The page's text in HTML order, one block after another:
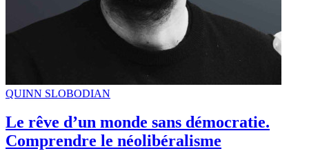
QUINN SLOBODIAN
Le rêve d’un monde sans démocratie.
Comprendre le néolibéralisme